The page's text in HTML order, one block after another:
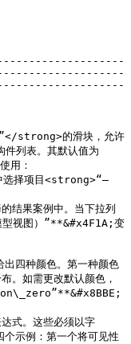
strong>的滑块，允许
列表。其默认值为
用：
选择项目<strong>“–
果案例中。当下拉列
视图）”**&#x4F1A;变
四种颜色。第一种颜色
。如需更改默认颜色，
式。这些必须以字
示例：第一个将可见性